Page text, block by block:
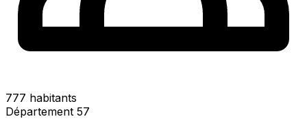
777 habitants
Département 57